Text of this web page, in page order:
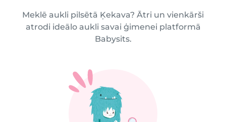
Meklē aukli pilsētā Ķekava? Ātri un vienkārši
atrodi ideālo aukli savai ģimenei platformā
Babysits.